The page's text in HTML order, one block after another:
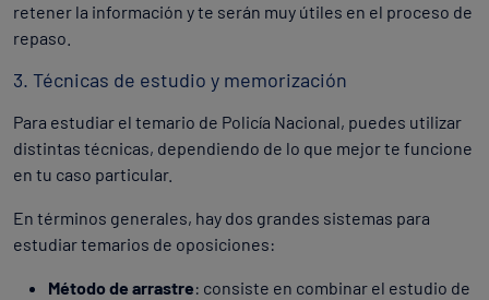
retener la información y te serán muy útiles en el proceso de
repaso.
3. Técnicas de estudio y memorización
Para estudiar el temario de Policía Nacional, puedes utilizar
distintas técnicas, dependiendo de lo que mejor te funcione
en tu caso particular.
En términos generales, hay dos grandes sistemas para
estudiar temarios de oposiciones:
Método de arrastre: consiste en combinar el estudio de